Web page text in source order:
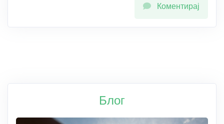
Коментирај
Блог